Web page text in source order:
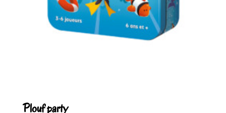
Plouf party